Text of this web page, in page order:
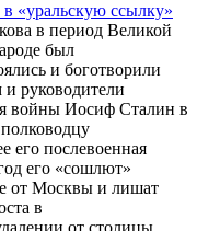
«уральскую ссылку»
в период Великой
был
и боготворили
руководители
войны Иосиф Сталин в
его послевоенная
его «сошлют»
от Москвы и лишат
в